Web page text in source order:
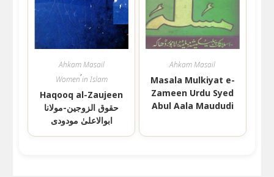
Ahkam Masail
,
Women in Islam
Haqooq al-Zaujeen
حقوق الزوجین-مولانا
ابوالاعلیٰ مودودی
Ahkam Masail
Masala Mulkiyat e-
Zameen Urdu Syed
Abul Aala Maududi